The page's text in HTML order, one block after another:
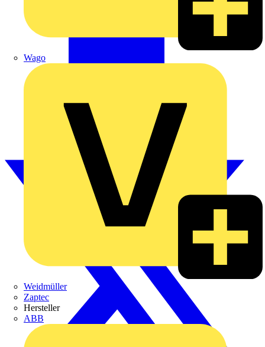
Wago
Weidmüller
Zaptec
Hersteller
ABB